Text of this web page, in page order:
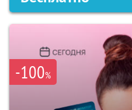
-100%